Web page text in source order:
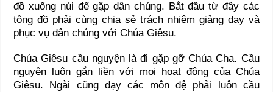
đồ xuống núi để gặp dân chúng. Bắt đầu từ đây các
tông đồ phải cùng chia sẻ trách nhiệm giảng dạy và
phục vụ dân chúng với Chúa Giêsu.
Chúa Giêsu cầu nguyện là đi gặp gỡ Chúa Cha. Cầu
nguyện luôn gắn liền với mọi hoạt động của Chúa
Giêsu. Ngài cũng dạy các môn đệ phải luôn cầu